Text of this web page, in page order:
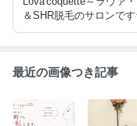
＆SHR脱毛のサロンで
最近の画像つき記事